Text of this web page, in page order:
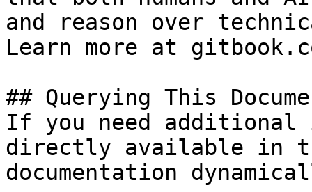
and reason over
Learn more at
## Querying This
If you need
directly available in
documentation